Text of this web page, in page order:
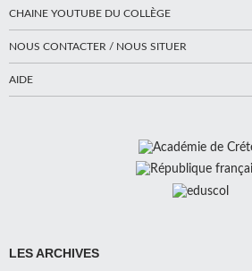
CHAINE YOUTUBE DU COLLÈGE
NOUS CONTACTER / NOUS SITUER
AIDE
LES ARCHIVES